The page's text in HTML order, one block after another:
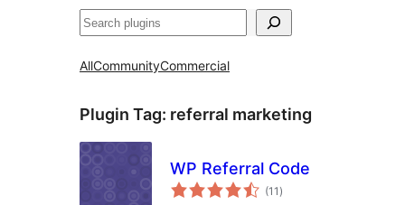
തിരയുക
AllCommunityCommercial
Plugin Tag: referral marketing
WP Referral Code
(11 total
ratings
)